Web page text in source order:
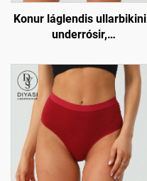
Konur láglendis ullarbikini
underrósir,
sérsniðnum logó, stytt